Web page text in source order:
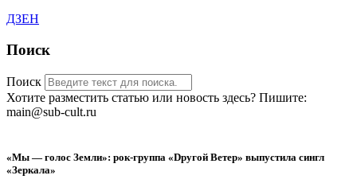
ДЗЕН
Поиск
Поиск
Хотите разместить статью или новость здесь? Пишите:
main@sub-cult.ru
«Мы — голос Земли»: рок-группа «Dругой Ветер» выпустила сингл
«Зеркала»